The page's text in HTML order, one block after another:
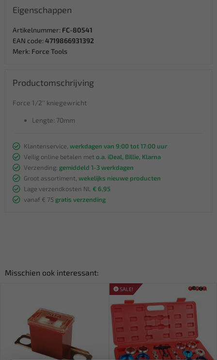
Eigenschappen
Artikelnummer: FC-80541
EAN code: 4719866931392
Merk: Force Tools
Productomschrijving
Force 1/2'' kniegewricht
Lengte: 70mm
Klantenservice, werkdagen van 9:00 tot 17:00 uur
Veilig online betalen met o.a. iDeal, Billie, Klarna
Verzending: gemiddeld 1-3 werkdagen
Groot assortiment, wekelijks nieuwe producten
Lage verzendkosten NL € 6,95
vanaf € 75 gratis verzending
Misschien ook interessant:
SALE!